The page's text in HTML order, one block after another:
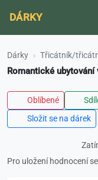
DÁRKY
Dárky Třicátník/
Romantické ubytování
Oblíbené
Složit se na dárek
Pro uložení hodnocení se